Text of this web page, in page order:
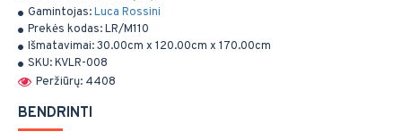
Gamintojas:Luca Rossini
Prekės kodas:LR/M110
Išmatavimai:30.00cm x 120.00cm x 170.00cm
SKU:KVLR-008
Peržiūrų: 4408
BENDRINTI